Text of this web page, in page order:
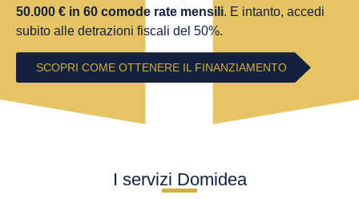
50.000 € in 60 comode rate mensili. E intanto, accedi
subito alle detrazioni fiscali del 50%.
SCOPRI COME OTTENERE IL FINANZIAMENTO
I servizi Domidea